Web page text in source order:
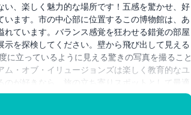
、楽しく魅力的な場所です！五感を驚かせ、好
ます。市の中心部に位置するこの博物館は、あ
ています。バランス感覚を狂わせる錯覚の部屋
を探検してください。壁から飛び出して見える
立っているように見える驚きの写真を撮ること
・オブ・イリュージョンズは楽しく教育的なユ
が好きなら、旅の立ち寄りスポットとして最適